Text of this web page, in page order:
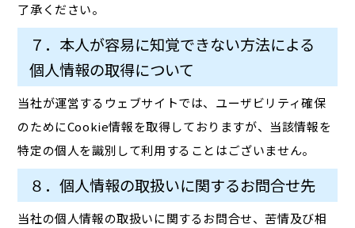
了承ください。
７．本人が容易に知覚できない方法による
個人情報の取得について
当社が運営するウェブサイトでは、ユーザビリティ確保
のためにCookie情報を取得しておりますが、当該情報を
特定の個人を識別して利用することはございません。
８．個人情報の取扱いに関するお問合せ先
当社の個人情報の取扱いに関するお問合せ、苦情及び相